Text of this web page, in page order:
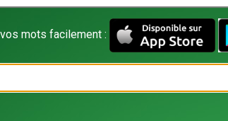
mots facilement :